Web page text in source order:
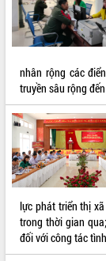
SỞ, BAN, NGÀNH
UBND CÁC XÃ, PHƯỜNG
THÔNG TIN CHỈ ĐẠO
HỆ THỐNG VĂN BẢN
VĂN BẢN HĐND TỈNH
ĐIỂM TIN VĂN BẢN
QUY HOẠCH - KẾ HOẠCH
nhân rộng các
truyền sâu rộng
lực phát triển thị
trong thời gian
đối với công tác